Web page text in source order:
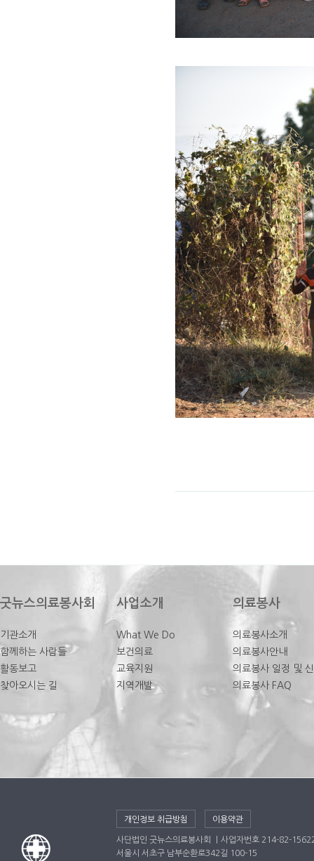
굿뉴스의료봉사회
기관소개
함께하는 사람들
활동보고
찾아오시는 길
사업소개
What We Do
보건의료
교육지원
지역개발
의료봉사
의료봉사소개
의료봉사안내
의료봉사 일정 및
의료봉사 FAQ
개인정보 취급방침 이용약관
사단법인 굿뉴스의료봉사회 ｜사업자번호 214-82-
서울시 서초구 남부순환로342길 100-15